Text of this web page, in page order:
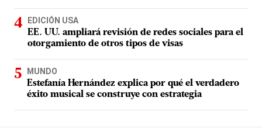
EDICIÓN USA
EE. UU. ampliará revisión de redes sociales para el
otorgamiento de otros tipos de visas
MUNDO
Estefanía Hernández explica por qué el verdadero
éxito musical se construye con estrategia